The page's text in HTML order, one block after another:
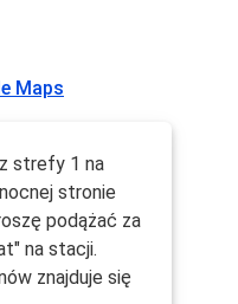
Maps
strefy 1 na
stronie
podążać za
na stacji.
znajduje się